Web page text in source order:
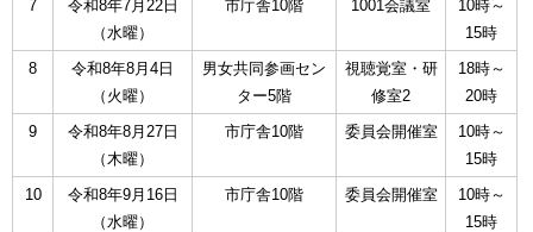
7
令和8年7月22日
（水曜）
市庁舎10階 1001会議室
10時～
15時
8
令和8年8月4日
（火曜）
男女共同参画セン
ター5階
視聴覚室・研
修室2
18時～
20時
9
令和8年8月27日
（木曜）
市庁舎10階 委員会開催室
10時～
15時
10
令和8年9月16日
（水曜）
市庁舎10階 委員会開催室
10時～
15時